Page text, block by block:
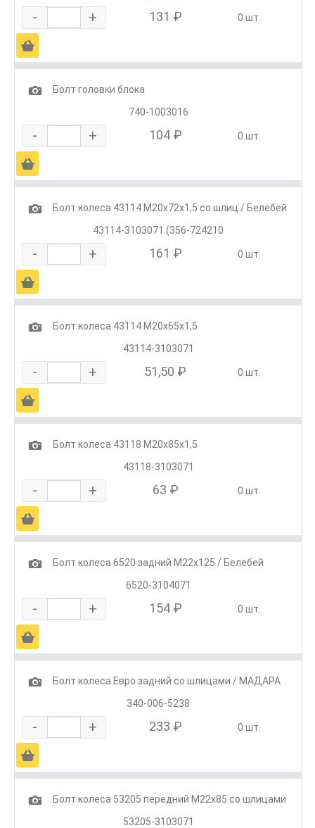
- + 131 ₽ 0 шт.
Ä
1
Болт головки блока
740-1003016
- + 104 ₽ 0 шт.
Ä
1
Болт колеса 43114 М20х72х1,5 со шлиц / Белебей
43114-3103071 (356-724210
- + 161 ₽ 0 шт.
Ä
1
Болт колеса 43114 М20х65х1,5
43114-3103071
- + 51,50 ₽ 0 шт.
Ä
1
Болт колеса 43118 М20х85х1,5
43118-3103071
- + 63 ₽ 0 шт.
Ä
1
Болт колеса 6520 задний М22х125 / Белебей
6520-3104071
- + 154 ₽ 0 шт.
Ä
1
Болт колеса Евро задний со шлицами / МАДАРА
340-006-5238
- + 233 ₽ 0 шт.
Ä
1
Болт колеса 53205 передний М22х85 со шлицами
53205-3103071